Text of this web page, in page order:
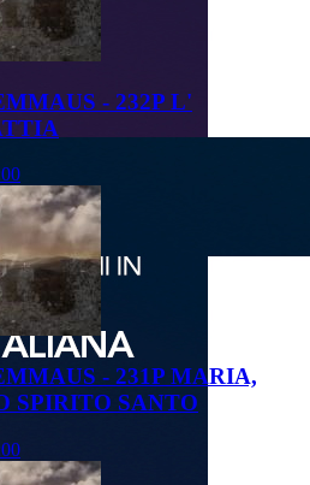
- 232P L'
- 231P MARIA,
SPIRITO SANTO